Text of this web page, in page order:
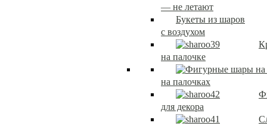
— не летают
Букеты из шаров
с воздухом
на палочке
на палочках
для декора